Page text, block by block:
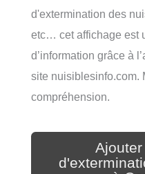
d'extermination des
etc… cet affichage est
d’information grâce à
site nuisiblesinfo.com.
compréhension.